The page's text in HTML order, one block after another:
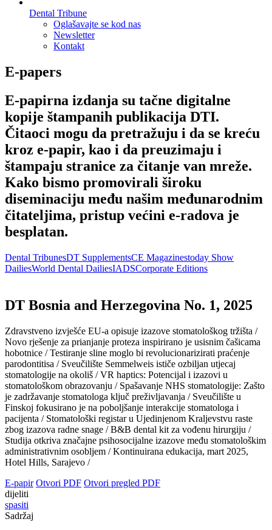
Dental Tribune
Oglašavajte se kod nas
Newsletter
Kontakt
E-papers
E-papirna izdanja su tačne digitalne
kopije štampanih publikacija DTI.
Čitaoci mogu da pretražuju i da se kreću
kroz e-papir, kao i da preuzimaju i
štampaju stranice za čitanje van mreže.
Kako bismo promovirali široku
diseminaciju među našim međunarodnim
čitateljima, pristup većini e-radova je
besplatan.
Dental TribunesDT SupplementsCE Magazinestoday Show
DailiesWorld Dental DailiesIADSCorporate Editions
DT Bosnia and Herzegovina No. 1, 2025
Zdravstveno izvješće EU-a opisuje izazove stomatološkog tržišta /
Novo rješenje za prianjanje proteza inspirirano je usisnim čašicama
hobotnice /Testiranje sline moglo bi revolucionarizirati praćenje
parodontitisa / Sveučilište Semmelweis ističe ozbiljan utjecaj
stomatologije na okoliš /VR haptics: Potencijal i izazovi u
stomatološkom obrazovanju / Spašavanje NHS stomatologije: Zašto
je zadržavanje stomatologa ključ preživljavanja / Sveučilište u
Finskoj fokusirano je na poboljšanje interakcije stomatologa i
pacijenta / Stomatološki registar u Ujedinjenom Kraljevstvu raste
zbog izazova radne snage /B&B dental kit za vođenu hirurgiju /
Studija otkriva značajne psihosocijalne izazove među stomatološkim
administrativnim osobljem /Kontinuirana edukacija, mart 2025,
Hotel Hills, Sarajevo /
E-papir Otvori PDF Otvori pregled PDF
dijeliti
spasiti
Sadržaj